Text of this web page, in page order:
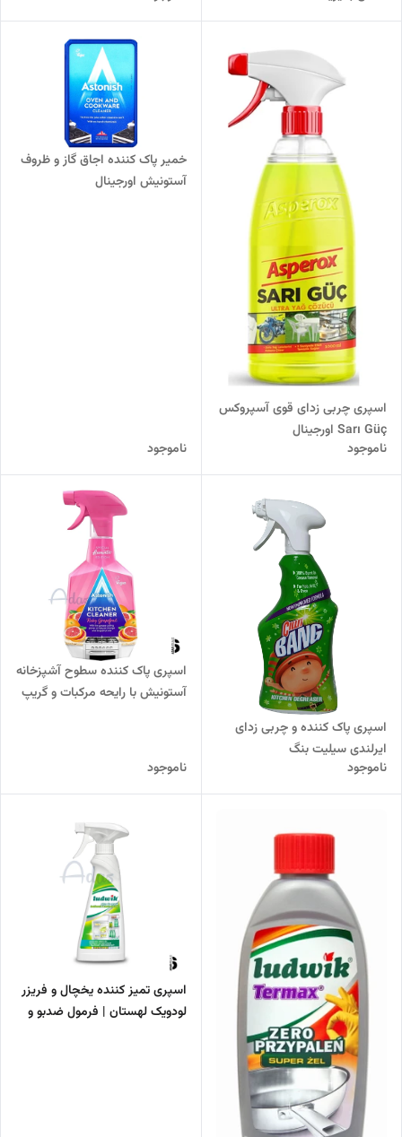
اسپری چربی زدای قوی آسپروکس
Sarı Güç اورجینال
ناموجود
خمیر پاک کننده اجاق گاز و ظروف
آستونیش اورجینال
ناموجود
اسپری پاک کننده و چربی زدای
ایرلندی سیلیت بنگ
ناموجود
اسپری پاک کننده سطوح آشپزخانه
آستونیش با رایحه مرکبات و گریپ
ناموجود
اسپری تمیز کننده یخچال و فریزر
لودویک لهستان | فرمول ضدبو و